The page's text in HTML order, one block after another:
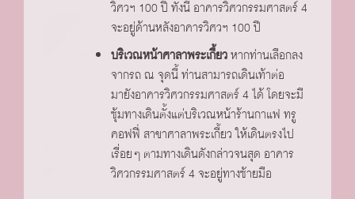
วิศวฯ 100 ปี ทั้งนี้ อาคารวิศวกรรมศาสตร์ 4
จะอยู่ด้านหลังอาคารวิศวฯ 100 ปี
บริเวณหน้าศาลาพระเกี้ยวหากท่านเลือกลง
จากรถ ณ จุดนี้ ท่านสามารถเดินเท้าต่อ
มายังอาคารวิศวกรรมศาสตร์ 4 ได้ โดยจะมี
ซุ้มทางเดินตั้งแต่บริเวณหน้าร้านกาแฟ ทรู
คอฟฟี่ สาขาศาลาพระเกี้ยว ให้เดินตรงไป
เรื่อยๆ ตามทางเดินดังกล่าวจนสุด อาคาร
วิศวกรรมศาสตร์ 4 จะอยู่ทางซ้ายมือ